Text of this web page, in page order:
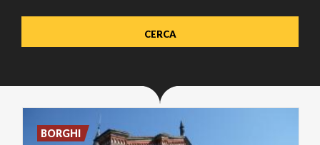
BORGHI